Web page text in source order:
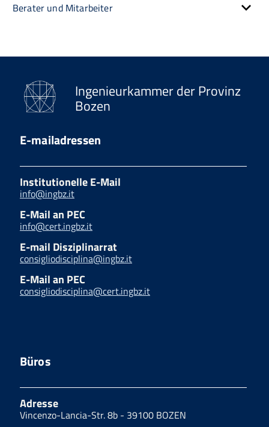
Berater und Mitarbeiter
Ingenieurkammer der Provinz
Bozen
E-mailadressen
Institutionelle E-Mail
info@ingbz.it
E-Mail an PEC
info@cert.ingbz.it
E-mail Disziplinarrat
consigliodisciplina@ingbz.it
E-Mail an PEC
consigliodisciplina@cert.ingbz.it
Büros
Adresse
Vincenzo-Lancia-Str. 8b - 39100 BOZEN